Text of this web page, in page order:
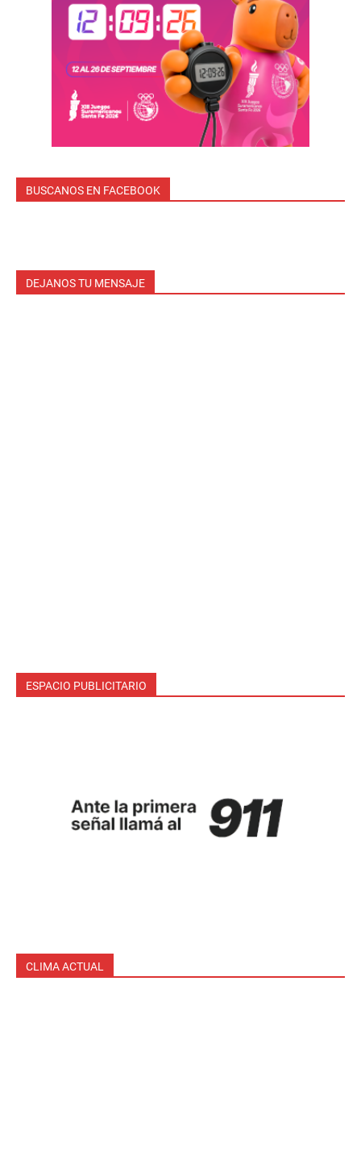
BUSCANOS EN FACEBOOK
DEJANOS TU MENSAJE
ESPACIO PUBLICITARIO
CLIMA ACTUAL